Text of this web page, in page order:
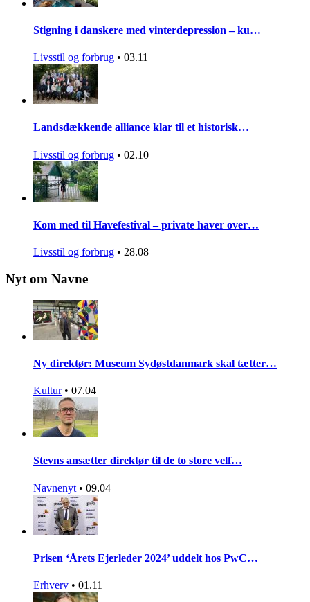
Stigning i danskere med vinterdepression – ku…
Livsstil og forbrug • 03.11
Landsdækkende alliance klar til et historisk…
Livsstil og forbrug • 02.10
Kom med til Havefestival – private haver over…
Livsstil og forbrug • 28.08
Nyt om Navne
Ny direktør: Museum Sydøstdanmark skal tætter…
Kultur • 07.04
Stevns ansætter direktør til de to store velf…
Navnenyt • 09.04
Prisen ‘Årets Ejerleder 2024’ uddelt hos PwC…
Erhverv • 01.11